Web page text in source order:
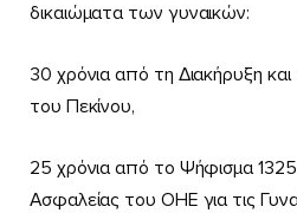
δικαιώματα των γυναικών:
30 χρόνια από τη Διακήρυξη
του Πεκίνου,
25 χρόνια από το Ψήφισμα
Ασφαλείας του ΟΗΕ για τις